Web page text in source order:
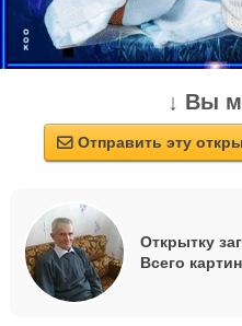
↓ Вы
 Отправить эту
Открытку
Всего